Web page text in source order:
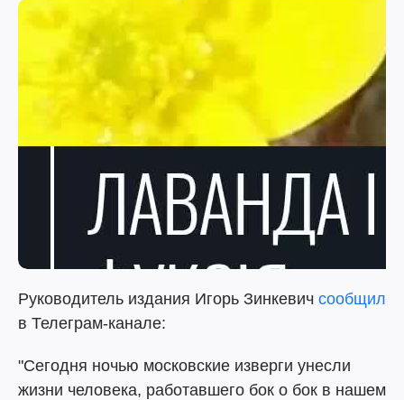
Руководитель издания Игорь Зинкевич сообщил
в Телеграм-канале:
"Сегодня ночью московские изверги унесли
жизни человека, работавшего бок о бок в нашем